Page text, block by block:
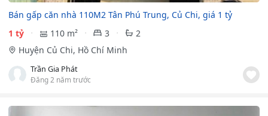
Bán gấp căn nhà 110M2 Tân Phú Trung, Củ Chi, giá 1 tỷ
1 tỷ
110 m² 3
2
Huyện Củ Chi, Hồ Chí Minh
Trần Gia Phát
Đăng 2 năm trước